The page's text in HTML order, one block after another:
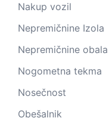
Nakup vozil
Nepremičnine Izola
Nepremičnine obala
Nogometna tekma
Nosečnost
Obešalnik